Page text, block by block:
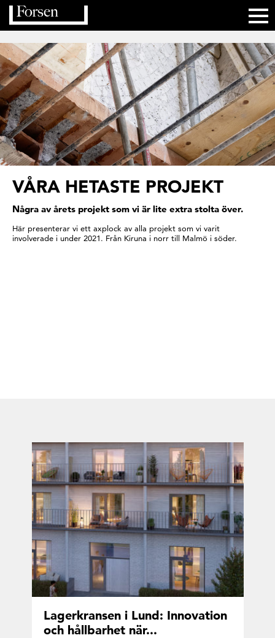
VÅRA HETASTE PROJEKT
Några av årets projekt som vi är lite extra stolta över.
Här presenterar vi ett axplock av alla projekt som vi varit
involverade i under 2021. Från Kiruna i norr till Malmö i söder.
La­gerkran­sen i Lund: In­no­va­tion
och håll­bar­het när...